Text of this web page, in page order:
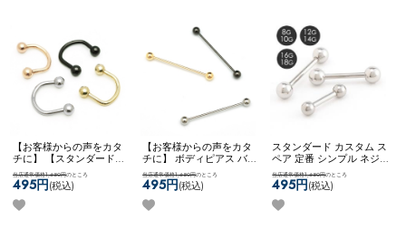
【お客様からの声をカタ
チに】 【スタンダード】
アレンジパーツ 弊社開発
商品 耳たぶ用 WFアレン
ジ ネコポスOK
ーナベル
当店通常価格1,650円のところ
495円(税込)
【お客様からの声をカタ
チに】 ボディピアス バー
ベル インダストリアル ス
テンレス 16g アレンジ カ
スタム ネコポスOK
インダストリアルバーベ
当店通常価格1,650円のところ
495円(税込)
スタンダード カスタム ス
ペア 定番 シンプル ネジ
式キャッチ ネコポスOK
ーベル (シルバー)
当店通常価格1,650円のところ
495円(税込)